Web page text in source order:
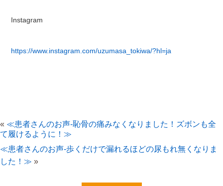
Instagram
https://www.instagram.com/uzumasa_tokiwa/?hl=ja
« ≪患者さんのお声-恥骨の痛みなくなりました！ズボンも全
て履けるように！≫
≪患者さんのお声-歩くだけで漏れるほどの尿もれ無くなりま
した！≫ »